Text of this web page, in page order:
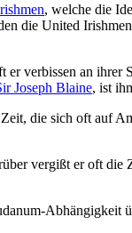
, welche die
die United
verbissen an ihrer
Joseph Blaine, ist
die sich oft auf
vergißt er oft die
Abhängigkeit